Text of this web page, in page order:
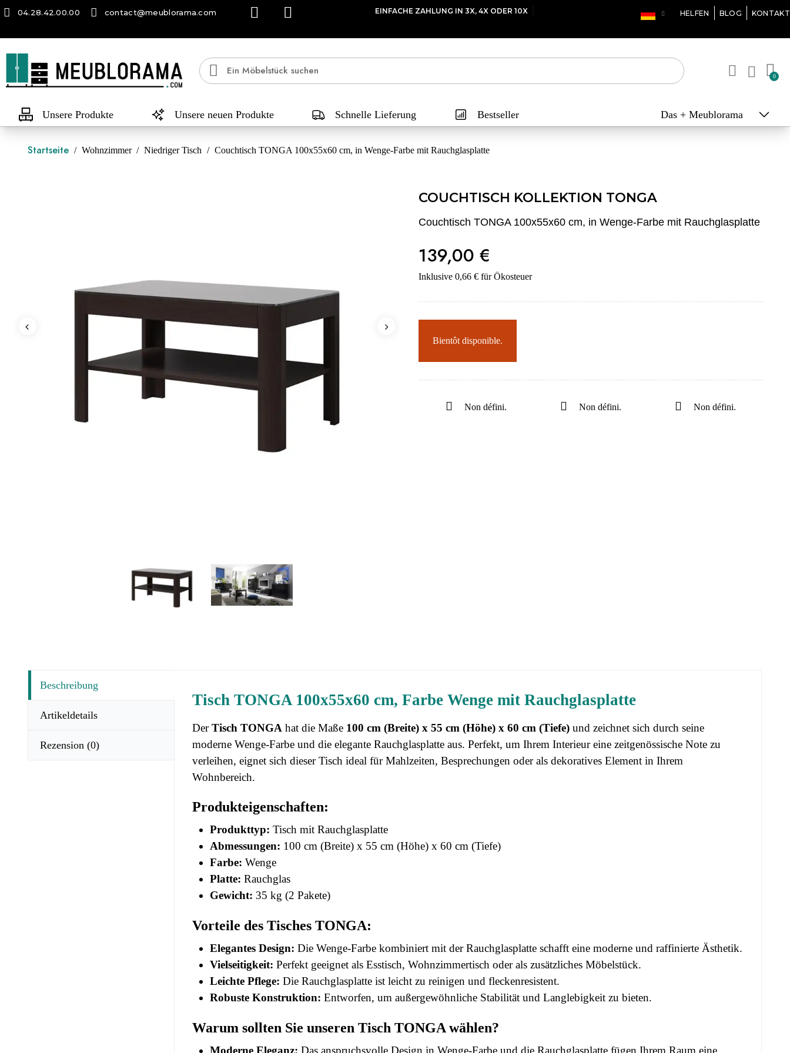
04.28.42.00.00 contact@meublorama.com EINFACHE ZAHLUNG IN 3X, 4X ODER 10X HELFEN BLOG KONTAKT
Unsere Produkte Unsere neuen Produkte Schnelle Lieferung Bestseller Das + Meublorama
Startseite Wohnzimmer Niedriger Tisch Couchtisch TONGA 100x55x60 cm, in Wenge-Farbe mit Rauchglasplatte
COUCHTISCH KOLLEKTION TONGA
Couchtisch TONGA 100x55x60 cm, in Wenge-Farbe mit Rauchglasplatte
139,00 €
Inklusive 0,66 € für Ökosteuer
Bientôt disponible.
Non défini. Non défini. Non défini.
Beschreibung
Artikeldetails
Rezension (0)
Tisch TONGA 100x55x60 cm, Farbe Wenge mit Rauchglasplatte
DerTisch TONGA hat die Maße 100 cm (Breite) x 55 cm (Höhe) x 60 cm (Tiefe) und zeichnet sich durch seine
moderne Wenge-Farbe und die elegante Rauchglasplatte aus. Perfekt, um Ihrem Interieur eine zeitgenössische Note zu
verleihen, eignet sich dieser Tisch ideal für Mahlzeiten, Besprechungen oder als dekoratives Element in Ihrem
Wohnbereich.
Produkteigenschaften:
Produkttyp: Tisch mit Rauchglasplatte
Abmessungen: 100 cm (Breite) x 55 cm (Höhe) x 60 cm (Tiefe)
Farbe: Wenge
Platte: Rauchglas
Gewicht: 35 kg (2 Pakete)
Vorteile des Tisches TONGA:
Elegantes Design: Die Wenge-Farbe kombiniert mit der Rauchglasplatte schafft eine moderne und raffinierte Ästhetik.
Vielseitigkeit: Perfekt geeignet als Esstisch, Wohnzimmertisch oder als zusätzliches Möbelstück.
Leichte Pflege: Die Rauchglasplatte ist leicht zu reinigen und fleckenresistent.
Robuste Konstruktion: Entworfen, um außergewöhnliche Stabilität und Langlebigkeit zu bieten.
Warum sollten Sie unseren Tisch TONGA wählen?
Moderne Eleganz: Das anspruchsvolle Design in Wenge-Farbe und die Rauchglasplatte fügen Ihrem Raum eine